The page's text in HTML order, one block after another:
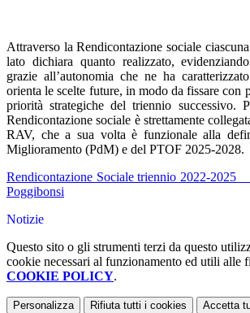
Attraverso la Rendicontazione sociale
lato dichiara quanto realizzato,
grazie all’autonomia che ne ha
orienta le scelte future, in modo da fissare con
priorità strategiche del triennio successivo.
Rendicontazione sociale è strettamente
RAV, che a sua volta è funzionale alla
Miglioramento (PdM) e del PTOF 2025-2028.
Rendicontazione Sociale triennio 2022-
Poggibonsi
Notizie
Questo sito o gli strumenti terzi da questo
cookie necessari al funzionamento ed utili alle
COOKIE POLICY.
Personalizza Rifiuta tutti i cookies Accetta